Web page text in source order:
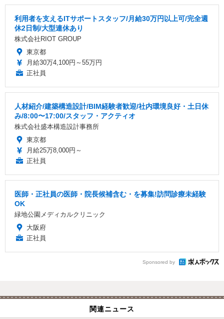
利用者を支えるITサポートスタッフ/月給30万円以上可/完全週
休2日制/大型連休あり
株式会社RIOT GROUP
東京都
月給30万4,100円～55万円
正社員
人材紹介/建築構造設計/BIM経験者歓迎/社内環境良好・土日休
み/8:00〜17:00/スタッフ・アクティオ
株式会社盛本構造設計事務所
東京都
月給25万8,000円～
正社員
医師・正社員の医師・院長候補含む・を募集!訪問診療未経験
OK
緑地公園メディカルクリニック
大阪府
正社員
Sponsored by
関連ニュース